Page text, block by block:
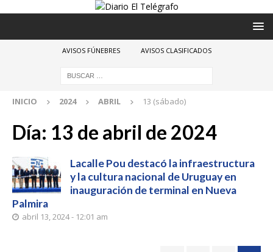
AVISOS FÚNEBRES AVISOS CLASIFICADOS
INICIO 2024 ABRIL 13 (sábado)
Día: 13 de abril de 2024
Lacalle Pou destacó la infraestructura
y la cultura nacional de Uruguay en
inauguración de terminal en Nueva
Palmira
abril 13, 2024 - 12:01 am